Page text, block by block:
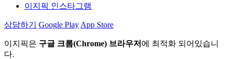
이지픽 인스타그램
상담하기 Google Play App Store
이지픽은 구글 크롬(Chrome) 브라우저 에 최적화 되어있습니
다.